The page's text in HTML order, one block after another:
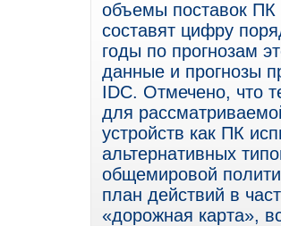
объемы поставок ПК
составят цифру
годы по прогнозам
данные и прогнозы
IDC. Отмечено, что
для
устройств как ПК
альтернативных
общемировой
план действий в
«дорожная карта»,